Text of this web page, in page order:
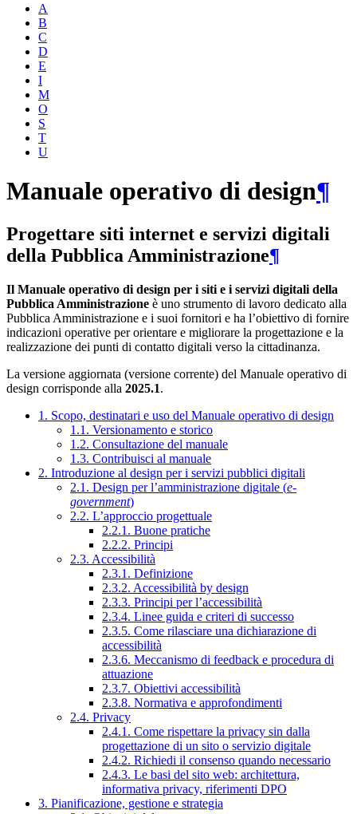
A
B
C
D
E
I
M
O
S
T
U
Manuale operativo di design¶
Progettare siti internet e servizi digitali
della Pubblica Amministrazione¶
Il Manuale operativo di design per i siti e i servizi digitali della
Pubblica Amministrazione è uno strumento di lavoro dedicato alla
Pubblica Amministrazione e i suoi fornitori e ha l’obiettivo di fornire
indicazioni operative per orientare e migliorare la progettazione e la
realizzazione dei punti di contatto digitali verso la cittadinanza.
La versione aggiornata (versione corrente) del Manuale operativo di
design corrisponde alla 2025.1.
1. Scopo, destinatari e uso del Manuale operativo di design
1.1. Versionamento e storico
1.2. Consultazione del manuale
1.3. Contribuisci al manuale
2. Introduzione al design per i servizi pubblici digitali
2.1. Design per l’amministrazione digitale (e-
government)
2.2. L’approccio progettuale
2.2.1. Buone pratiche
2.2.2. Principi
2.3. Accessibilità
2.3.1. Definizione
2.3.2. Accessibilità by design
2.3.3. Principi per l’accessibilità
2.3.4. Linee guida e criteri di successo
2.3.5. Come rilasciare una dichiarazione di
accessibilità
2.3.6. Meccanismo di feedback e procedura di
attuazione
2.3.7. Obiettivi accessibilità
2.3.8. Normativa e approfondimenti
2.4. Privacy
2.4.1. Come rispettare la privacy sin dalla
progettazione di un sito o servizio digitale
2.4.2. Richiedi il consenso quando necessario
2.4.3. Le basi del sito web: architettura,
informativa privacy, riferimenti DPO
3. Pianificazione, gestione e strategia